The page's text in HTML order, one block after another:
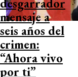
desgarrador
mensaje a
seis años del
crimen:
“Ahora vivo
por ti”